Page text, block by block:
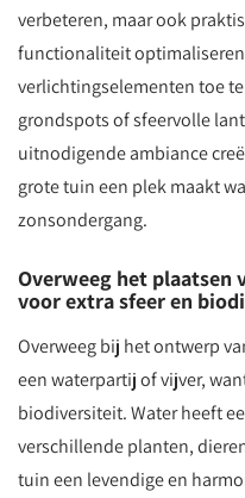
verbeteren, maar ook
functionaliteit
verlichtingselementen toe
grondspots of sfeervolle
uitnodigende ambiance
grote tuin een plek maakt
zonsondergang.
Overweeg het
voor extra sfeer en
Overweeg bij het ontwerp
een waterpartij of vijver,
biodiversiteit. Water heeft
verschillende planten,
tuin een levendige en